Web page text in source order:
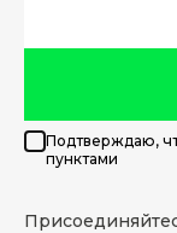
Подтверждаю,
пунктами